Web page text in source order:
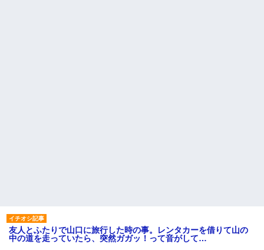
友人とふたりで山口に旅行した時の事。レンタカーを借りて山の
中の道を走っていたら、突然ガガッ！って音がして…